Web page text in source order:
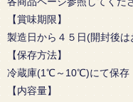
【賞味期限】
製造日から４５日(開封後
【保存方法】
冷蔵庫(1℃～10℃)にて保存
【内容量】